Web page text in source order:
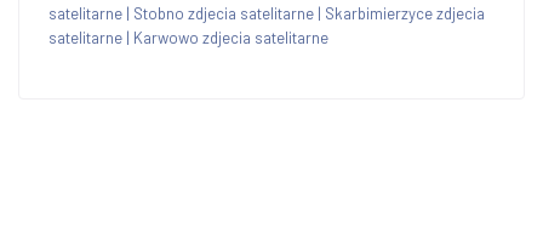
satelitarne | Stobno zdjecia satelitarne | Skarbimierzyce zdjecia
satelitarne | Karwowo zdjecia satelitarne